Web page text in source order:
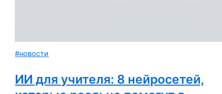
#новости
ИИ для учителя: 8 нейросетей,